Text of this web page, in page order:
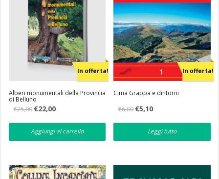
Librerie
In offerta!
Alberi monumentali della Provincia
di Belluno
€25,00 Il
prezzo
originale
era:
€22,00Il
attuale
è:
Aggiungi al carrello
In offerta!
Cima Grappa e dintorni
€6,00 Il
prezzo
originale
€5,10Il
attuale
è:
Leggi tutto